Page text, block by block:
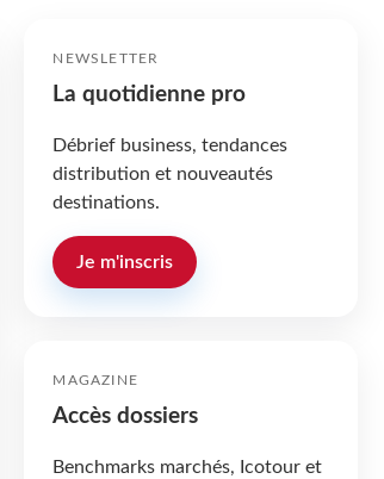
NEWSLETTER
La quotidienne pro
Débrief business, tendances
distribution et nouveautés
destinations.
Je m'inscris
MAGAZINE
Accès dossiers
Benchmarks marchés, Icotour et